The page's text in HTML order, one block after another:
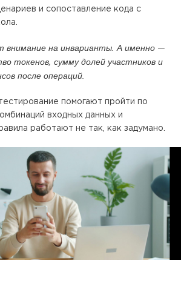
и сопоставление кода с
внимание на инварианты. А именно —
токенов, сумму долей участников и
после операций.
помогают пройти по
входных данных и
работают не так, как задумано.